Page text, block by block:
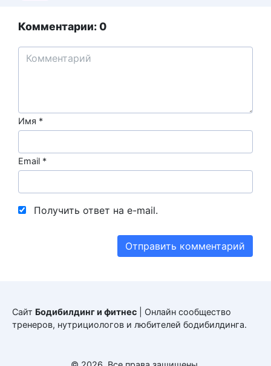
Комментарии: 0
Имя *
Email *
Получить ответ на e-mail.
Сайт Бодибилдинг и фитнес | Онлайн сообщество
тренеров, нутрициологов и любителей бодибилдинга.